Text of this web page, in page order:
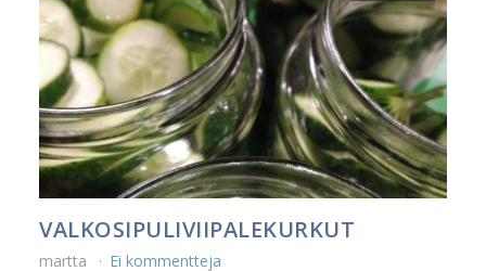
VALKOSIPULIVIIPALEKURKUT
martta Ei kommentteja